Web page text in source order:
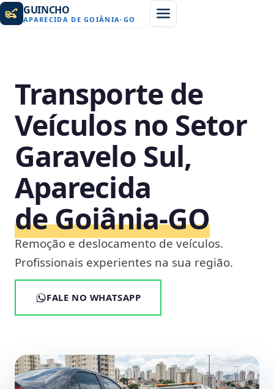
GUINCHO
APARECIDA DE GOIÂNIA-GO
Transporte de
Veículos no Setor
Garavelo Sul,
Aparecida
de Goiânia‑GO
Remoção e deslocamento de veículos.
Profissionais experientes na sua região.
FALE NO WHATSAPP